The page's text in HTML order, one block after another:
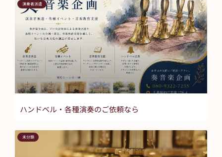
演奏者派遣
ハンドベル・各種演奏のご依頼なら
未分類